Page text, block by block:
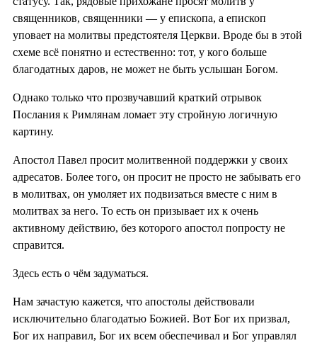
священников, священники — у епископа, а епископ
уповает на молитвы предстоятеля Церкви. Вроде бы в этой
схеме всё понятно и естественно: тот, у кого больше
благодатных даров, не может не быть услышан Богом.
Однако только что прозвучавший краткий отрывок
Послания к Римлянам ломает эту стройную логичную
картину.
Апостол Павел просит молитвенной поддержки у своих
адресатов. Более того, он просит не просто не забывать его
в молитвах, он умоляет их подвизаться вместе с ним в
молитвах за него. То есть он призывает их к очень
активному действию, без которого апостол попросту не
справится.
Здесь есть о чём задуматься.
Нам зачастую кажется, что апостолы действовали
исключительно благодатью Божией. Вот Бог их призвал,
Бог их направил, Бог их всем обеспечивал и Бог управлял